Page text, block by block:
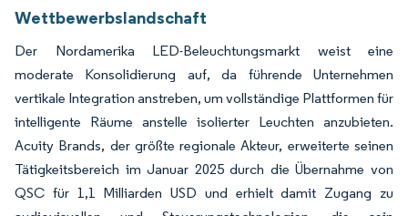
Wettbewerbslandschaft
Der Nordamerika LED-Beleuchtungsmarkt weist eine
moderate Konsolidierung auf, da führende Unternehmen
vertikale Integration anstreben, um vollständige Plattformen für
intelligente Räume anstelle isolierter Leuchten anzubieten.
Acuity Brands, der größte regionale Akteur, erweiterte seinen
Tätigkeitsbereich im Januar 2025 durch die Übernahme von
QSC für 1,1 Milliarden USD und erhielt damit Zugang zu